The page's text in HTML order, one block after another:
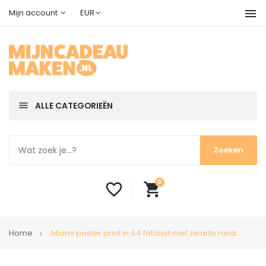
menu
Mijn account EUR
menu ALLE CATEGORIEËN
favorite_border shopping_cart
0
Home Miami poster print in A4 fotolijst met zwarte rand